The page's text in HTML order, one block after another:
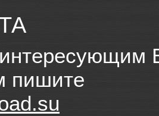
пишите